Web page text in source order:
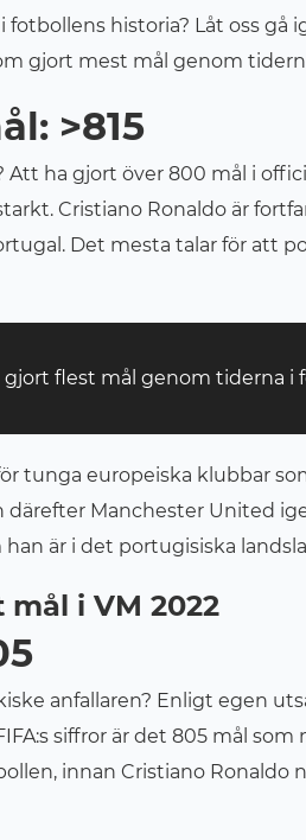
fotbollens historia? Låt oss gå
gjort mest mål genom
>815
ha gjort över 800 mål i
Cristiano Ronaldo är
Det mesta talar för att
gjort flest mål genom tiderna i
tunga europeiska klubbar
Manchester United
är i det portugisiska
i VM 2022
anfallaren? Enligt egen
siffror är det 805 mål som
innan Cristiano Ronaldo